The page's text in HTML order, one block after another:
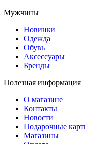
Мужчины
Новинки
Одежда
Обувь
Аксессуары
Бренды
Полезная информация
О магазине
Контакты
Новости
Подарочные
Магазины